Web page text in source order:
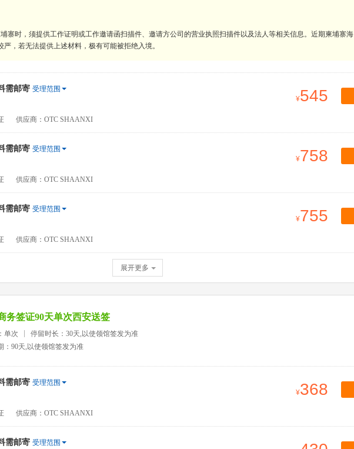
寨时，须提供工作证明或工作邀请函扫描件、邀请方公司的营业执照扫描件以及法人等相关信息。近期柬埔寨海
，若无法提供上述材料，极有可能被拒绝入境。
需邮寄 受理范围
供应商：OTC SHAANXI
545
需邮寄 受理范围
供应商：OTC SHAANXI
758
需邮寄 受理范围
供应商：OTC SHAANXI
755
展开更多
务签证90天单次西安送签
单次
停留时长：30天,以使领馆签发为准
：90天,以使领馆签发为准
需邮寄 受理范围
供应商：OTC SHAANXI
368
需邮寄 受理范围